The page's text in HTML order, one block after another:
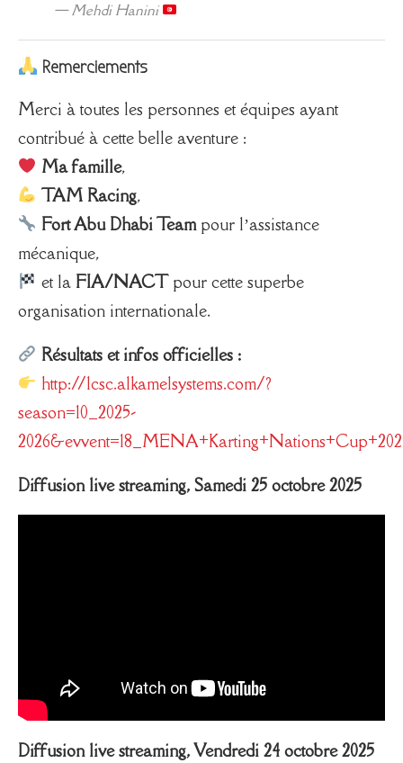
— Mehdi Hanini
Remerciements
Merci à toutes les personnes et équipes ayant
contribué à cette belle aventure :
Ma famille,
TAM Racing,
Fort Abu Dhabi Teampour l’assistance
mécanique,
et la FIA/NACTpour cette superbe
organisation internationale.
Résultats et infos officielles :
http://lcsc.alkamelsystems.com/?
season=10_2025-
Diffusion live streaming, Samedi 25 octobre 2025
Diffusion live streaming, Vendredi 24 octobre 2025